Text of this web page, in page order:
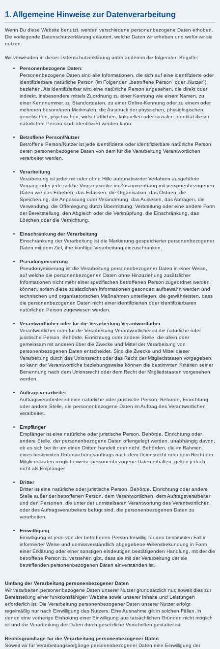
1. Allgemeine Hinweise zur Datenverarbeitung
Wenn Du diese Website benutzt, werden verschiedene personenbezogene Daten erhoben.
Die vorliegende Datenschutzerklärung erläutert, welche Daten wir erheben und wofür wir sie
nutzen.
Wir verwenden in dieser Datenschutzerklärung unter anderem die folgenden Begriffe:
Personenbezogene Daten:
Personenbezogene Daten sind alle Informationen, die sich auf eine identifizierte oder
identifizierbare natürliche Person (im Folgenden „betroffene Person“ oder „Nutzer")
beziehen. Als identifizierbar wird eine natürliche Person angesehen, die direkt oder
indirekt, insbesondere mittels Zuordnung zu einer Kennung wie einem Namen, zu
einer Kennnummer, zu Standortdaten, zu einer Online-Kennung oder zu einem oder
mehreren besonderen Merkmalen, die Ausdruck der physischen, physiologischen,
genetischen, psychischen, wirtschaftlichen, kulturellen oder sozialen Identität dieser
natürlichen Person sind, identifiziert werden kann.
Betroffene Person/Nutzer
Betroffene Person/Nutzer ist jede identifizierte oder identifizierbare natürliche Person,
deren personenbezogene Daten von dem für die Verarbeitung Verantwortlichen
verarbeitet werden.
Verarbeitung
Verarbeitung ist jeder mit oder ohne Hilfe automatisierter Verfahren ausgeführte
Vorgang oder jede solche Vorgangsreihe im Zusammenhang mit personenbezogenen
Daten wie das Erheben, das Erfassen, die Organisation, das Ordnen, die
Speicherung, die Anpassung oder Veränderung, das Auslesen, das Abfragen, die
Verwendung, die Offenlegung durch Übermittlung, Verbreitung oder eine andere Form
der Bereitstellung, den Abgleich oder die Verknüpfung, die Einschränkung, das
Löschen oder die Vernichtung.
Einschränkung der Verarbeitung
Einschränkung der Verarbeitung ist die Markierung gespeicherter personenbezogener
Daten mit dem Ziel, ihre künftige Verarbeitung einzuschränken.
Pseudonymisierung
Pseudonymisierung ist die Verarbeitung personenbezogener Daten in einer Weise,
auf welche die personenbezogenen Daten ohne Hinzuziehung zusätzlicher
Informationen nicht mehr einer spezifischen betroffenen Person zugeordnet werden
können, sofern diese zusätzlichen Informationen gesondert aufbewahrt werden und
technischen und organisatorischen Maßnahmen unterliegen, die gewährleisten, dass
die personenbezogenen Daten nicht einer identifizierten oder identifizierbaren
natürlichen Person zugewiesen werden.
Verantwortlicher oder für die Verarbeitung Verantwortlicher
Verantwortlicher oder für die Verarbeitung Verantwortlicher ist die natürliche oder
juristische Person, Behörde, Einrichtung oder andere Stelle, die allein oder
gemeinsam mit anderen über die Zwecke und Mittel der Verarbeitung von
personenbezogenen Daten entscheidet. Sind die Zwecke und Mittel dieser
Verarbeitung durch das Unionsrecht oder das Recht der Mitgliedstaaten vorgegeben,
so kann der Verantwortliche beziehungsweise können die bestimmten Kriterien seiner
Benennung nach dem Unionsrecht oder dem Recht der Mitgliedstaaten vorgesehen
werden.
Auftragsverarbeiter
Auftragsverarbeiter ist eine natürliche oder juristische Person, Behörde, Einrichtung
oder andere Stelle, die personenbezogene Daten im Auftrag des Verantwortlichen
verarbeitet.
Empfänger
Empfänger ist eine natürliche oder juristische Person, Behörde, Einrichtung oder
andere Stelle, der personenbezogene Daten offengelegt werden, unabhängig davon,
ob es sich bei ihr um einen Dritten handelt oder nicht. Behörden, die im Rahmen
eines bestimmten Untersuchungsauftrags nach dem Unionsrecht oder dem Recht der
Mitgliedstaaten möglicherweise personenbezogene Daten erhalten, gelten jedoch
nicht als Empfänger.
Dritter
Dritter ist eine natürliche oder juristische Person, Behörde, Einrichtung oder andere
Stelle außer der betroffenen Person, dem Verantwortlichen, dem Auftragsverarbeiter
und den Personen, die unter der unmittelbaren Verantwortung des Verantwortlichen
oder des Auftragsverarbeiters befugt sind, die personenbezogenen Daten zu
verarbeiten.
Einwilligung
Einwilligung ist jede von der betroffenen Person freiwillig für den bestimmten Fall in
informierter Weise und unmissverständlich abgegebene Willensbekundung in Form
einer Erklärung oder einer sonstigen eindeutigen bestätigenden Handlung, mit der die
betroffene Person zu verstehen gibt, dass sie mit der Verarbeitung der sie
betreffenden personenbezogenen Daten einverstanden ist.
Umfang der Verarbeitung personenbezogener Daten
Wir verarbeiten personenbezogene Daten unserer Nutzer grundsätzlich nur, soweit dies zur
Bereitstellung einer funktionsfähigen Website sowie unserer Inhalte und Leistungen
erforderlich ist. Die Verarbeitung personenbezogener Daten unserer Nutzer erfolgt
regelmäßig nur nach Einwilligung des Nutzers. Eine Ausnahme gilt in solchen Fällen, in
denen eine vorherige Einholung einer Einwilligung aus tatsächlichen Gründen nicht möglich
ist und die Verarbeitung der Daten durch gesetzliche Vorschriften gestattet ist.
Rechtsgrundlage für die Verarbeitung personenbezogener Daten
Soweit wir für Verarbeitungsvorgänge personenbezogener Daten eine Einwilligung der